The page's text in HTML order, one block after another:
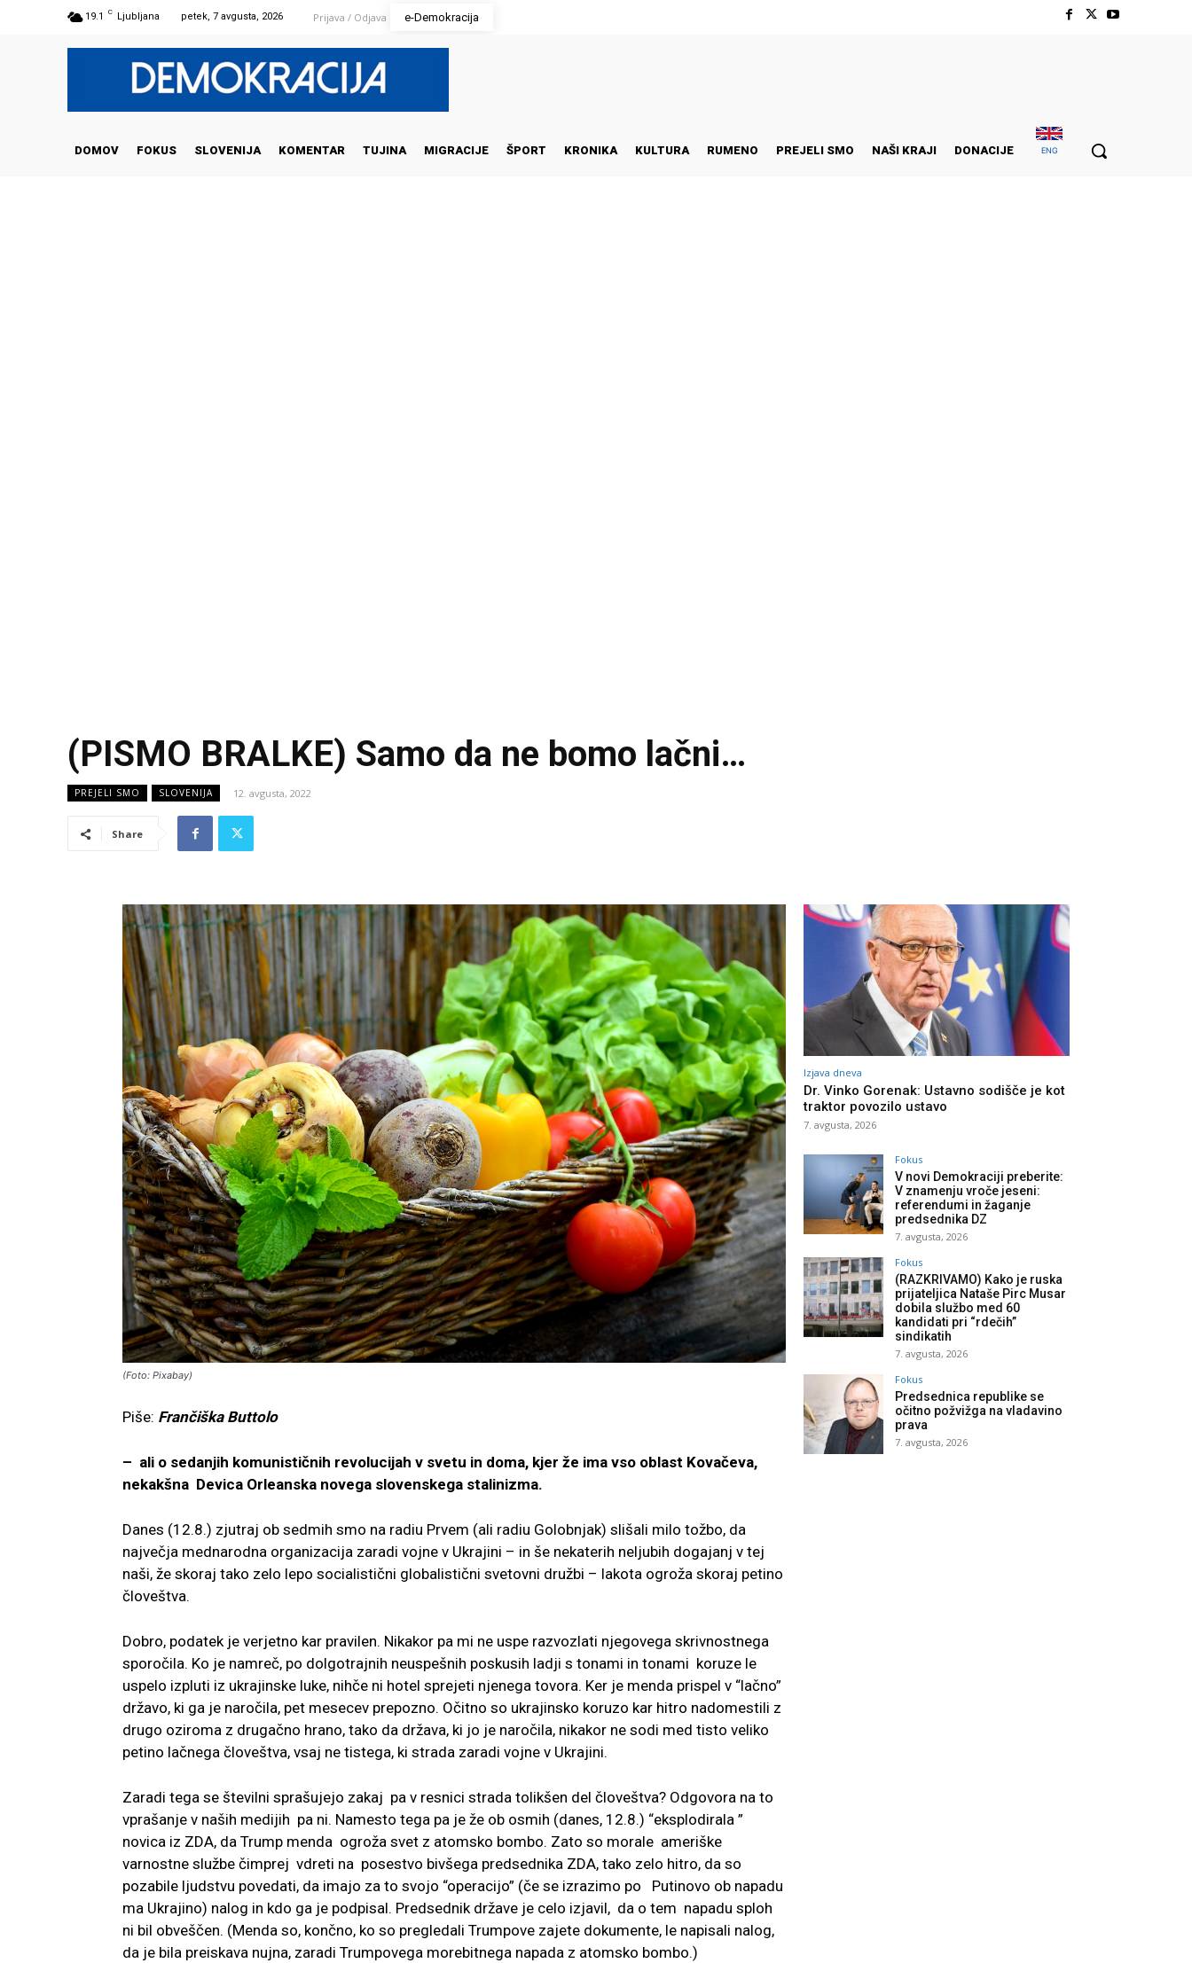
19.1 C Ljubljana petek, 7 avgusta, 2026 Prijava / Odjava e-Demokracija
DOMOV FOKUS SLOVENIJA KOMENTAR TUJINA MIGRACIJE ŠPORT KRONIKA KULTURA RUMENO PREJELI SMO NAŠI KRAJI DONACIJE ENG
(PISMO BRALKE) Samo da ne bomo lačni…
PREJELI SMO SLOVENIJA 12. avgusta, 2022
Share
(Foto: Pixabay)
Piše: Frančiška Buttolo
– ali o sedanjih komunističnih revolucijah v svetu in doma, kjer že ima vso oblast Kovačeva,
nekakšna Devica Orleanska novega slovenskega stalinizma.
Danes (12.8.) zjutraj ob sedmih smo na radiu Prvem (ali radiu Golobnjak) slišali milo tožbo, da
največja mednarodna organizacija zaradi vojne v Ukrajini – in še nekaterih neljubih dogajanj v tej
naši, že skoraj tako zelo lepo socialistični globalistični svetovni družbi – lakota ogroža skoraj petino
človeštva.
Dobro, podatek je verjetno kar pravilen. Nikakor pa mi ne uspe razvozlati njegovega skrivnostnega
sporočila. Ko je namreč, po dolgotrajnih neuspešnih poskusih ladji s tonami in tonami koruze le
uspelo izpluti iz ukrajinske luke, nihče ni hotel sprejeti njenega tovora. Ker je menda prispel v “lačno”
državo, ki ga je naročila, pet mesecev prepozno. Očitno so ukrajinsko koruzo kar hitro nadomestili z
drugo oziroma z drugačno hrano, tako da država, ki jo je naročila, nikakor ne sodi med tisto veliko
petino lačnega človeštva, vsaj ne tistega, ki strada zaradi vojne v Ukrajini.
Zaradi tega se številni sprašujejo zakaj pa v resnici strada tolikšen del človeštva? Odgovora na to
vprašanje v naših medijih pa ni. Namesto tega pa je že ob osmih (danes, 12.8.) “eksplodirala ”
novica iz ZDA, da Trump menda ogroža svet z atomsko bombo. Zato so morale ameriške
varnostne službe čimprej vdreti na posestvo bivšega predsednika ZDA, tako zelo hitro, da so
pozabile ljudstvu povedati, da imajo za to svojo “operacijo” (če se izrazimo po Putinovo ob napadu
ma Ukrajino) nalog in kdo ga je podpisal. Predsednik države je celo izjavil, da o tem napadu sploh
ni bil obveščen. (Menda so, končno, ko so pregledali Trumpove zajete dokumente, le napisali nalog,
da je bila preiskava nujna, zaradi Trumpovega morebitnega napada z atomsko bombo.)
Izjava dneva
Dr. Vinko Gorenak: Ustavno sodišče je kot
traktor povozilo ustavo
7. avgusta, 2026
Fokus
V novi Demokraciji preberite:
V znamenju vroče jeseni:
referendumi in žaganje
predsednika DZ
7. avgusta, 2026
Fokus
(RAZKRIVAMO) Kako je ruska
prijateljica Nataše Pirc Musar
dobila službo med 60
kandidati pri “rdečih”
sindikatih
7. avgusta, 2026
Fokus
Predsednica republike se
očitno požvižga na vladavino
prava
7. avgusta, 2026